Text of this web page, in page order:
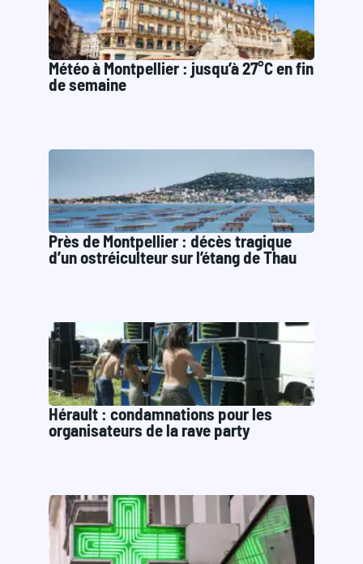
Météo à Montpellier : jusqu’à 27°C en fin
de semaine
Près de Montpellier : décès tragique
d’un ostréiculteur sur l’étang de Thau
Hérault : condamnations pour les
organisateurs de la rave party